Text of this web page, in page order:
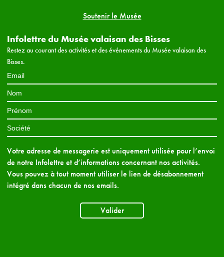
Soutenir le Musée
Infolettre du Musée valaisan des Bisses
Restez au courant des activités et des événements du Musée valaisan des
Bisses.
Votre adresse de messagerie est uniquement utilisée pour l’envoi
de notre Infolettre et d’informations concernant nos activités.
Vous pouvez à tout moment utiliser le lien de désabonnement
intégré dans chacun de nos emails.